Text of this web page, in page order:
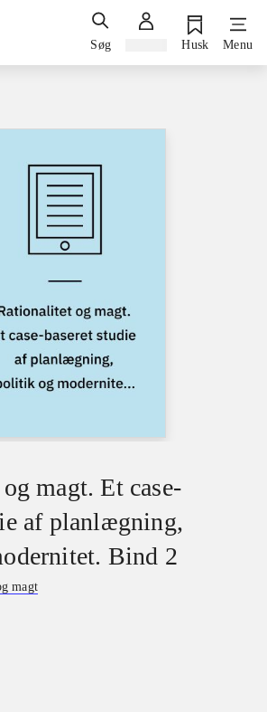
Søg Husk Menu
magt. Et case-
af planlægning,
Bind 2
magt